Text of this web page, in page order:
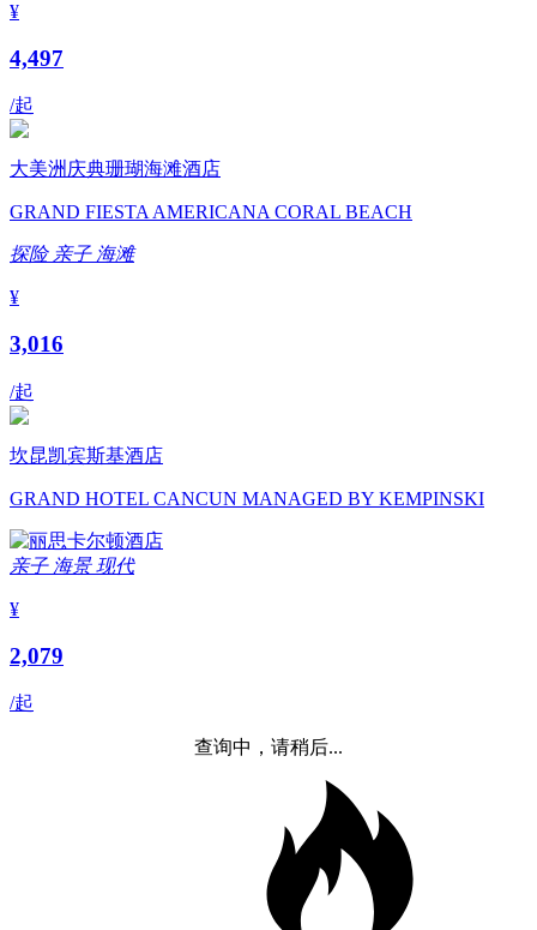
¥
4,497
/起
大美洲庆典珊瑚海滩酒店
GRAND FIESTA AMERICANA CORAL BEACH
探险 亲子 海滩
¥
3,016
/起
坎昆凯宾斯基酒店
GRAND HOTEL CANCUN MANAGED BY KEMPINSKI
亲子 海景 现代
¥
2,079
/起
查询中，请稍后...